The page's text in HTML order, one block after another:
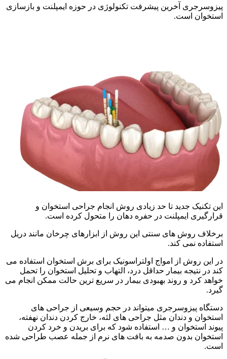
پیزوسرجری آخرین پیشرفت تکنولوژی در حوزه ایمپلنت و بازسازی
استخوان است.
این تکنیک جدید تا حد زیادی روش انجام جراحی استخوان و
قرارگیری ایمپلنت در حفره دهان را متحول کرده است.
برخلاف روش های سنتی این روش از ابزارهای چرخان مانند دریل
استفاده نمی کند.
در این روش از امواج اولتراسونیک برای برش استخوان استفاده می
کند در نتیجه بیمار حداقل درد، التهاب و تحلیل استخوان را تحمل
خواهد کرد و روند بهبودی بیمار در سریع ترین حالت ممکن انجام می
گیرد.
دستگاه پیزوسرجری میتواند در حجم وسیعی از جراحی های
استخوان و دندان مثل جراحی های لثه، خارج کردن دندان نهفته،
پیوند استخوان و … استفاده شود که برای بریدن و خرد کردن
استخوان بدون صدمه به بافت های نرم از جمله عصب طراحی شده
است.